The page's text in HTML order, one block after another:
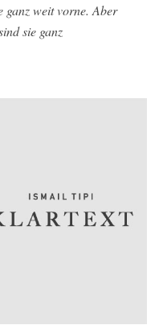
ganz weit vorne. Aber
sie ganz